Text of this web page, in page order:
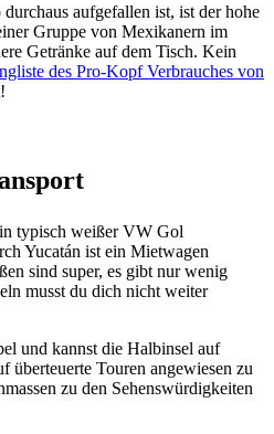
aufgefallen ist, ist der hohe
Gruppe von Mexikanern im
Getränke auf dem Tisch. Kein
des Pro-Kopf Verbrauches von
Yucatán ist ein Mietwagen
sind super, es gibt nur wenig
musst du dich nicht weiter
und kannst die Halbinsel auf
überteuerte Touren angewiesen zu
zu den Sehenswürdigkeiten